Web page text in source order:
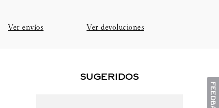
Ver envíos Ver devoluciones
SUGERIDOS